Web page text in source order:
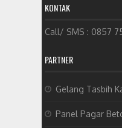
KONTAK
Call/ SMS : 0857
PARTNER
Gelang Tasbih
Panel Pagar